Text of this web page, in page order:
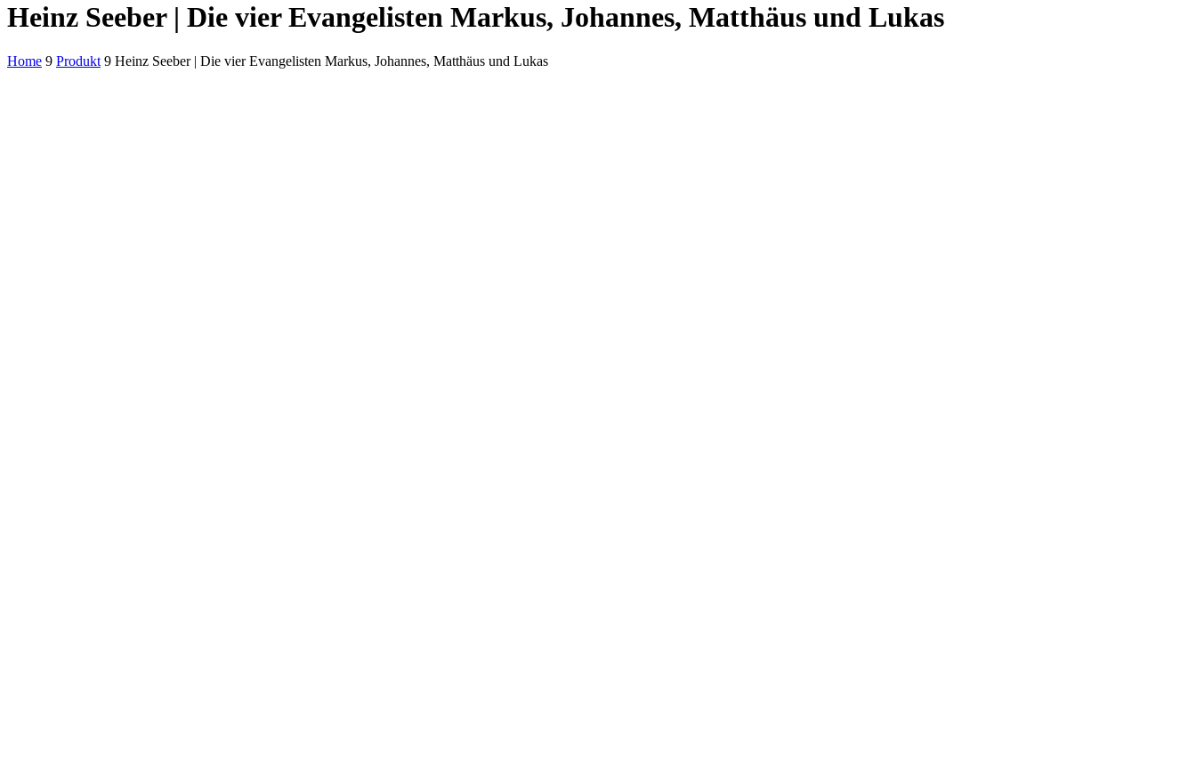
Heinz Seeber | Die vier Evangelisten Markus, Johannes, Matthäus und Lukas
Home 9 Produkt 9 Heinz Seeber | Die vier Evangelisten Markus, Johannes, Matthäus und Lukas